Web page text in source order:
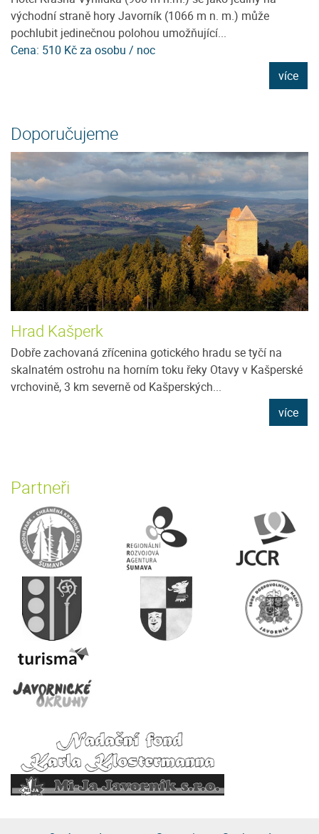
východní straně hory Javorník (1066 m n. m.) může
pochlubit jedinečnou polohou umožňující...
Cena: 510 Kč za osobu / noc
více
Doporučujeme
Hrad Kašperk
Dobře zachovaná zřícenina gotického hradu se tyčí na
skalnatém ostrohu na horním toku řeky Otavy v Kašperské
vrchovině, 3 km severně od Kašperských...
více
Partneři